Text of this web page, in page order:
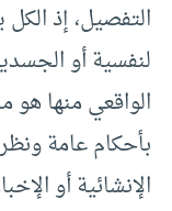
التفصيل، إذ
لنفسية أو
الواقعي منها هو
بأحكام عامة
الإنشائية أو